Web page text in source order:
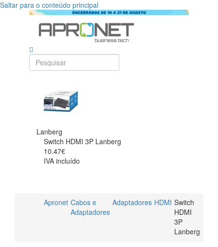
Saltar para o conteúdo principal
Lanberg
Switch HDMI 3P Lanberg
10.47€
IVA incluído
Apronet Cabos e
Adaptadores
Adaptadores HDMI Switch
HDMI
3P
Lanberg